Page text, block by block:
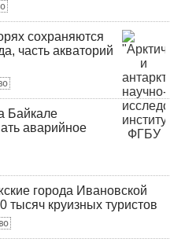
сохраняются
часть акваторий
Байкале
аварийное
города Ивановской
тысяч круизных туристов